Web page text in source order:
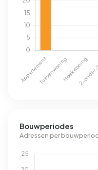
Bouwperiodes
Adressen per